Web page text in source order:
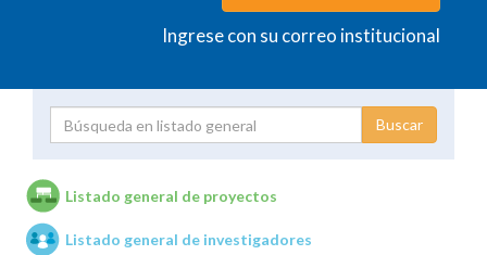
Ingrese con su correo institucional
Unidades de investigación
Listado general de proyectos
Listado general de investigadores